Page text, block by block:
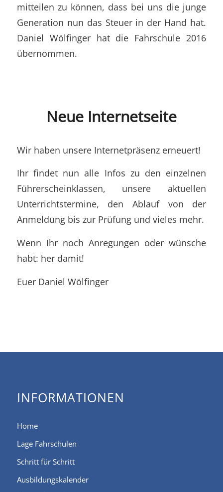
mitteilen zu können, dass bei uns die junge
Generation nun das Steuer in der Hand hat.
Daniel Wölfinger hat die Fahrschule 2016
übernommen.
Neue Internetseite
Wir haben unsere Internetpräsenz erneuert!
Ihr findet nun alle Infos zu den einzelnen
Führerscheinklassen, unsere aktuellen
Unterrichtstermine, den Ablauf von der
Anmeldung bis zur Prüfung und vieles mehr.
Wenn Ihr noch Anregungen oder wünsche
habt: her damit!
Euer Daniel Wölfinger
INFORMATIONEN
Home
Lage Fahrschulen
Schritt für Schritt
Ausbildungskalender